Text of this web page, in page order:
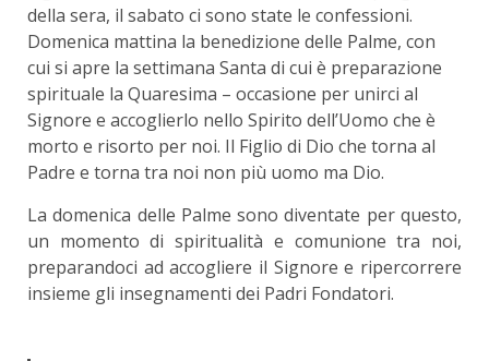
della sera, il sabato ci sono state le confessioni.
Domenica mattina la benedizione delle Palme, con
cui si apre la settimana Santa di cui è preparazione
spirituale la Quaresima – occasione per unirci al
Signore e accoglierlo nello Spirito dell’Uomo che è
morto e risorto per noi. Il Figlio di Dio che torna al
Padre e torna tra noi non più uomo ma Dio.
La domenica delle Palme sono diventate per questo,
un momento di spiritualità e comunione tra noi,
preparandoci ad accogliere il Signore e ripercorrere
insieme gli insegnamenti dei Padri Fondatori.